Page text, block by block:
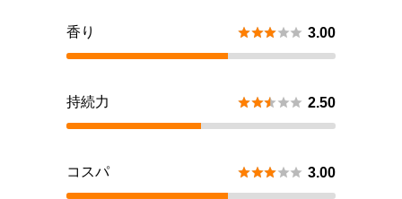
香り  3.00
持続力  2.50
コスパ  3.00